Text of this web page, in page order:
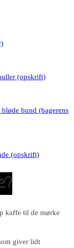
(opskrift)
bund (bagerens
(opskrift)
kaffe til de mørke
giver lidt